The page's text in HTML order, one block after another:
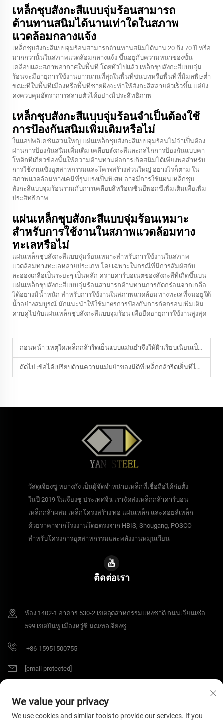
เหล็กชุบสังกะสีแบบจุ่มร้อนสามารถ
ต้านทานสนิมได้นานเท่าใดในสภาพ
แวดล้อมกลางแจ้ง
เหล็กชุบสังกะสีแบบจุ่มร้อนสามารถต้านทานสนิมได้นาน 20 ถึง 70 ปี หรือ
มากกว่านั้นในสภาพแวดล้อมกลางแจ้ง ขึ้นอยู่กับความหนาของชั้น
เคลือบและสภาพอากาศในพื้นที่ โดยทั่วไปแล้ว เหล็กชุบสังกะสีแบบจุ่ม
ร้อนจะมีอายุการใช้งานยาวนานที่สุดในพื้นที่ชนบทหรือพื้นที่ที่มีมลพิษต่ำ
ขณะที่ในพื้นที่เมืองหรือพื้นที่ชายฝั่งจะทำให้สังกะสีสลายตัวเร็วขึ้น แต่ยัง
คงควบคุมอัตราการสลายตัวได้อย่างมีประสิทธิภาพ
เหล็กชุบสังกะสีแบบจุ่มร้อนจำเป็นต้องใช้
การป้องกันสนิมเพิ่มเติมหรือไม่
ในแอปพลิเคชันส่วนใหญ่ แผ่นเหล็กชุบสังกะสีแบบจุ่มร้อนไม่จำเป็นต้อง
ผ่านการป้องกันสนิมเพิ่มเติม เคลือบสังกะสีและกลไกการป้องกันแบบคา
โทดิกที่เกี่ยวข้องนั้นให้ความต้านทานต่อการเกิดสนิมได้เพียงพอสำหรับ
การใช้งานเชิงอุตสาหกรรมและโครงสร้างส่วนใหญ่ อย่างไรก็ตาม ใน
สภาพแวดล้อมทางเคมีที่รุนแรงเป็นพิเศษ อาจมีการใช้แผ่นเหล็กชุบ
สังกะสีแบบจุ่มร้อนร่วมกับการเคลือบสีหรือเรซินอีพอกซีเพิ่มเติมเพื่อเพิ่ม
ประสิทธิภาพ
แผ่นเหล็กชุบสังกะสีแบบจุ่มร้อนเหมาะ
สำหรับการใช้งานในสภาพแวดล้อมทาง
ทะเลหรือไม่
แผ่นเหล็กชุบสังกะสีแบบจุ่มร้อนเหมาะสำหรับการใช้งานในสภาพ
แวดล้อมทางทะเลหลายประเภท โดยเฉพาะในกรณีที่มีการสัมผัสกับ
ละอองเกลือเป็นระยะๆ เป็นหลัก คราบคาร์บอเนตของสังกะสีที่เกิดขึ้นบน
แผ่นเหล็กชุบสังกะสีแบบจุ่มร้อนสามารถต้านทานการกัดกร่อนจากเกลือ
ได้อย่างมีน้ำหนัก สำหรับการใช้งานในสภาพแวดล้อมทางทะเลที่จมอยู่ใต้
น้ำอย่างสมบูรณ์ มักแนะนำให้ใช้มาตรการป้องกันการกัดกร่อนเพิ่มเติม
ควบคู่ไปกับแผ่นเหล็กชุบสังกะสีแบบจุ่มร้อน เพื่อยืดอายุการใช้งานสูงสุด
ก่อนหน้า :เหตุใดเหล็กกล้ารีดเย็นแบบแม่นยำจึงให้ผิวเรียบเนียนเป็นพิเศษ
ถัดไป :ข้อได้เปรียบด้านความแม่นยำของมิติที่เหล็กกล้ารีดเย็นที่ได้รับการรับรองจากหยางอังมีคืออะไร
วัสดุเจียงซู หยางกัง เป็นผู้จัดจำหน่ายเหล็กที่เชื่อถือได้ก่อตั้ง
ในปี 2019 ในเจียงซู ประเทศจีน เราจัดส่งเหล็กกล้าคาร์บอน
เหล็กกล้าผสม เหล็กโครงสร้าง ท่อ แผ่นเหล็ก และคอยล์เหล็ก
ด้วยราคาจากโรงงานโดยตรงจาก HBIS, Shougang, POSCO
สำหรับโครงการอุตสาหกรรมและพลังงานหมุนเวียน
ติดต่อเรา
ห้อง 1402-1 อาคาร 530-2 เขตอุตสาหกรรมแห่งชาติ ถนนเจียนเซ่อ
599 เขตปินหู เมืองหวู่ซี มณฑลเจียงซู
+86-15951500755
[email protected]
ลิขสิทธิ์ © 2026 บริษัท เจียงซู หยางอัง เมทเทอเรียลส์ จำกัด สงวนลิขสิทธิ์ทั้งหมด
We value your privacy
We use cookies and similar tools to provide our services. If you